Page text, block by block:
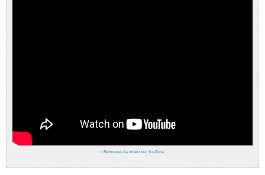
› Retrouvez la vidéo sur YouTube